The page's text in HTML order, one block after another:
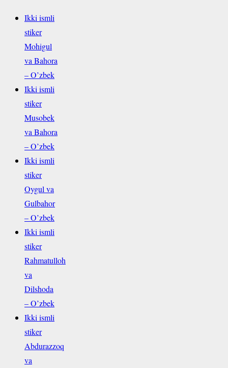
Ikki ismli
stiker
Mohigul
va Bahora
– O’zbek
Ikki ismli
stiker
Musobek
va Bahora
– O’zbek
Ikki ismli
stiker
Oygul va
Gulbahor
– O’zbek
Ikki ismli
stiker
Rahmatulloh
va
Dilshoda
– O’zbek
Ikki ismli
stiker
Abdurazzoq
va